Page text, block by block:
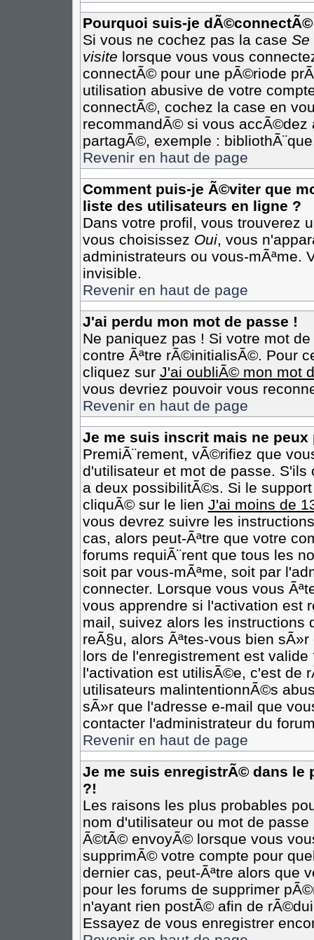
Pourquoi suis-je
Si vous ne cochez pas la case Se
visite lorsque vous vous
connectÃ© pour une pÃ©riode
utilisation abusive de votre
connectÃ©, cochez la case en
recommandÃ© si vous accÃ©dez
partagÃ©, exemple :
Revenir en haut de page
Comment puis-je Ã©viter que
liste des utilisateurs en ligne ?
Dans votre profil, vous trouverez
vous choisissez Oui, vous
administrateurs ou vous-mÃªme.
invisible.
Revenir en haut de page
J'ai perdu mon mot de passe !
Ne paniquez pas ! Si votre mot
contre Ãªtre rÃ©initialisÃ©. Pour
cliquez sur J'ai oubliÃ© mon mot
vous devriez pouvoir vous
Revenir en haut de page
Je me suis inscrit mais ne peux
PremiÃ¨rement, vÃ©rifiez que
d'utilisateur et mot de passe.
a deux possibilitÃ©s. Si le
cliquÃ© sur le lien J'ai moins de
vous devrez suivre les
cas, alors peut-Ãªtre que votre
forums requiÃ¨rent que tous les
soit par vous-mÃªme, soit par
connecter. Lorsque vous vous
vous apprendre si l'activation est
mail, suivez alors les instructions
reÃ§u, alors Ãªtes-vous bien
lors de l'enregistrement est
l'activation est utilisÃ©e, c'est de
utilisateurs malintentionnÃ©s
sÃ»r que l'adresse e-mail que
contacter l'administrateur du
Revenir en haut de page
Je me suis enregistrÃ© dans le
?!
Les raisons les plus probables
nom d'utilisateur ou mot de
Ã©tÃ© envoyÃ© lorsque vous
supprimÃ© votre compte pour
dernier cas, peut-Ãªtre alors que
pour les forums de supprimer
n'ayant rien postÃ© afin de
Essayez de vous enregistrer